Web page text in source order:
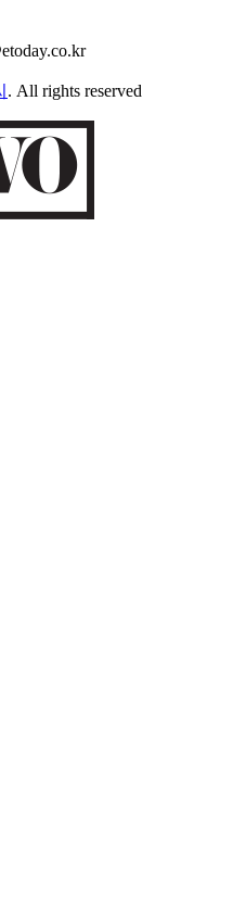
. All rights reserved